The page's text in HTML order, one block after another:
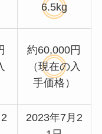
6.5kg
約60,000円
（現在の入
手価格）
2023年7月2